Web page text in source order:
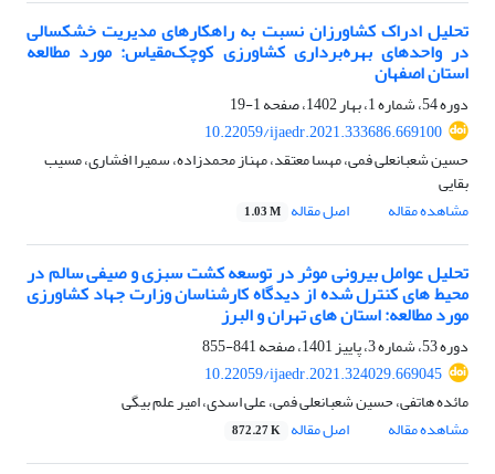
تحلیل ادراک کشاورزان نسبت به راهکارهای مدیریت خشکسالی
در واحدهای بهره‌برداری کشاورزی کوچک‌مقیاس: مورد مطالعه
استان اصفهان
دوره 54، شماره 1، بهار 1402، صفحه
1-19
10.22059/ijaedr.2021.333686.669100
حسین شعبانعلی فمی، مهسا معتقد، مهناز محمدزاده، سمیرا افشاری، مسیب
بقایی
مشاهده مقاله
اصل مقاله 1.03 M
تحلیل عوامل بیرونی موثر در توسعه کشت سبزی و صیفی سالم در
محیط های کنترل شده از دیدگاه کارشناسان وزارت جهاد کشاورزی
مورد مطالعه: استان های تهران و البرز
دوره 53، شماره 3، پاییز 1401، صفحه
841-855
10.22059/ijaedr.2021.324029.669045
مائده هاتفی، حسین شعبانعلی فمی، علی اسدی، امیر علم بیگی
مشاهده مقاله
اصل مقاله 872.27 K